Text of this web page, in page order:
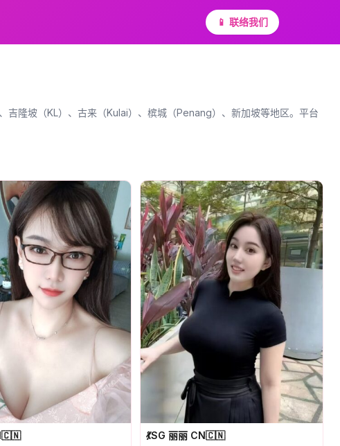
📱 联络我们
隆坡（KL）、古来（Kulai）、槟城（Penang）、新加坡等地区。平台
💃SG 丽丽 CN🇨🇳